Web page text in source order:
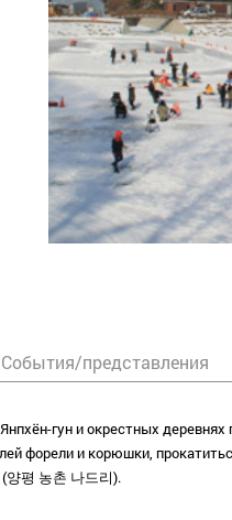
События/представления
гун и окрестных
форели и корюшки,
평 농촌 나드리).